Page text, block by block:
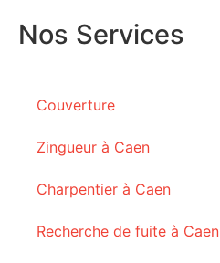
Nos Services
Couverture
Zingueur à Caen
Charpentier à Caen
Recherche de fuite à Caen